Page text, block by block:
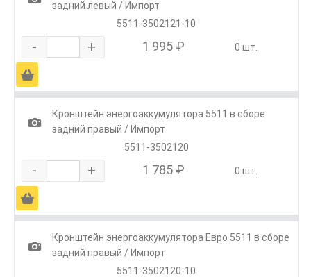
задний левый / Импорт
5511-3502121-10
- + 1 995 ₽ 0 шт.
Ä
1
Кронштейн энергоаккумулятора 5511 в сборе
задний правый / Импорт
5511-3502120
- + 1 785 ₽ 0 шт.
Ä
1
Кронштейн энергоаккумулятора Евро 5511 в сборе
задний правый / Импорт
5511-3502120-10